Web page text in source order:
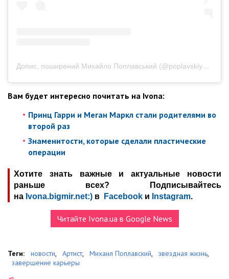
Допис, поширений Михайло Поплавський (@poplavskiy_michail)
Вам будет интересно почитать на Ivona:
Принц Гарри и Меган Маркл стали родителями во
второй раз
Знаменитости, которые сделали пластические
операции
Хотите знать важные и актуальные новости
раньше всех? Подписывайтесь
на Ivona.bigmir.net:) в Facebook и Instagram.
Читайте Ivona.ua в Google News
Теги: новости, Артист, Михаил Поплавский, звездная жизнь,
завершение карьеры